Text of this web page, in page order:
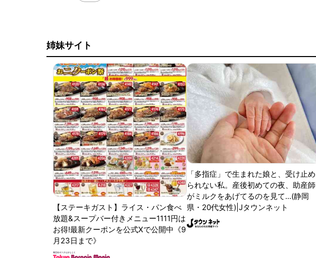
姉妹サイト
【ステーキガスト】ライス・パン食べ
放題&スープバー付きメニュー1111円は
お得!最新クーポンを公式Xで公開中《9
月23日まで》
「多指症」で生まれた娘と、受け止め
られない私。産後初めての夜、助産師
がミルクをあげてるのを見て...(静岡
県・20代女性)|Jタウンネット